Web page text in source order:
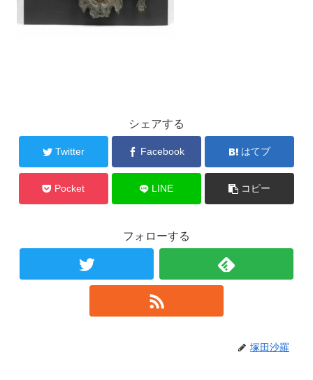
シェアする
Twitter Facebook はてブ
Pocket LINE コピー
フォローする
塚田沙羅